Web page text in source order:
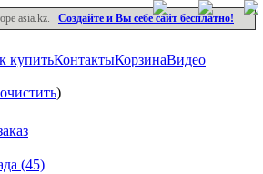
asia.kz. Создайте и Вы себе сайт бесплатно!
купитьКонтактыКорзинаВидео
очистить)
(45)